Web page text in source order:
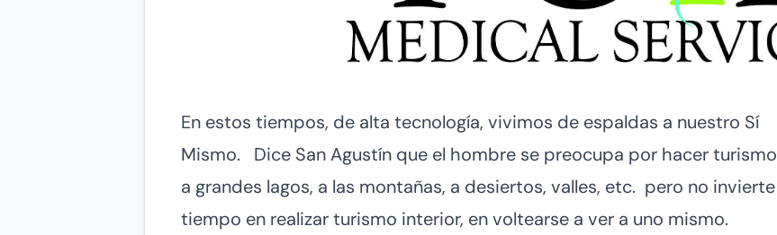
En estos tiempos, de alta tecnología, vivimos de espaldas a nuestro Sí
Mismo. Dice San Agustín que el hombre se preocupa por hacer turismo
a grandes lagos, a las montañas, a desiertos, valles, etc. pero no invierte
tiempo en realizar turismo interior, en voltearse a ver a uno mismo.